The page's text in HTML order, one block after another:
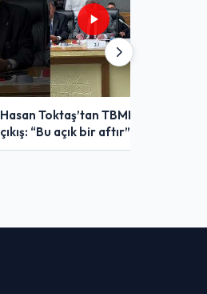
Hasan Toktaş’tan TBMM’de sert
çıkış: “Bu açık bir aftır”